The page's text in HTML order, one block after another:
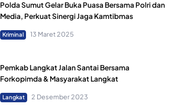
Polda Sumut Gelar Buka Puasa Bersama Polri dan
Media, Perkuat Sinergi Jaga Kamtibmas
Kriminal 13 Maret 2025
Pemkab Langkat Jalan Santai Bersama
Forkopimda & Masyarakat Langkat
Langkat 2 Desember 2023